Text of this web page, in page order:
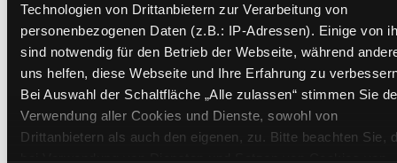
Technologien von Drittanbietern zur Verarbeitung von
personenbezogenen Daten (z.B.: IP-Adressen). Einige von
sind notwendig für den Betrieb der Webseite, während
uns helfen, diese Webseite und Ihre Erfahrung zu
Bei Auswahl der Schaltfläche „Alle zulassen“ stimmen Sie
Verwendung aller Cookies und Dienste, sowohl von
Drittanbietern als auch den eigenen, zu. Bitte beachten Sie,
Exemplare
Zweigstelle:Ost - Schillerstraße
Signatur: TD.JE.J RIO
Standort 2: Ausleihe